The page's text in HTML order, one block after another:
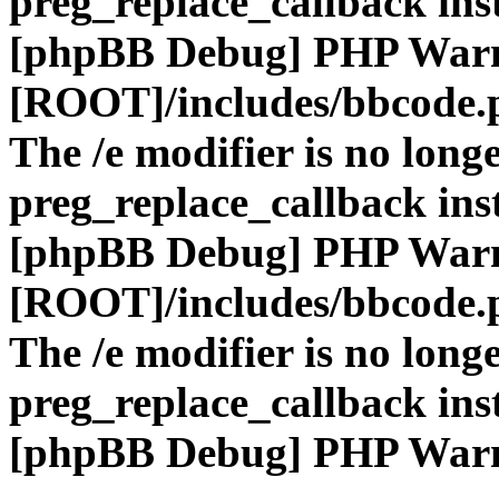
[phpBB Debug] PHP
[ROOT]/includes/
The /e modifier is no
preg_replace_callback
[phpBB Debug] PHP
[ROOT]/includes/
The /e modifier is no
preg_replace_callback
[phpBB Debug] PHP